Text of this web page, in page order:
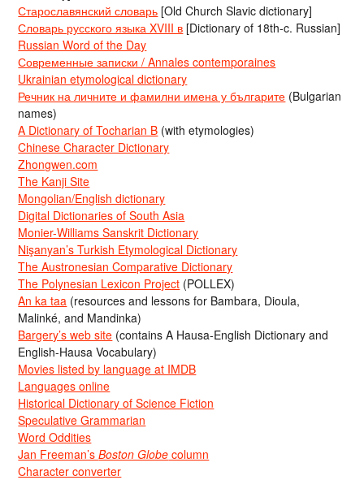
Старославянский словарь [Old Church Slavic dictionary]
Словарь русского языка XVIII в [Dictionary of 18th-c. Russian]
Russian Word of the Day
Современные записки / Annales contemporaines
Ukrainian etymological dictionary
Речник на личните и фамилни имена у българите (Bulgarian
names)
A Dictionary of Tocharian B (with etymologies)
Chinese Character Dictionary
Zhongwen.com
The Kanji Site
Mongolian/English dictionary
Digital Dictionaries of South Asia
Monier-Williams Sanskrit Dictionary
Nişanyan’s Turkish Etymological Dictionary
The Austronesian Comparative Dictionary
The Polynesian Lexicon Project (POLLEX)
An ka taa (resources and lessons for Bambara, Dioula,
Malinké, and Mandinka)
Bargery’s web site (contains A Hausa-English Dictionary and
English-Hausa Vocabulary)
Movies listed by language at IMDB
Languages online
Historical Dictionary of Science Fiction
Speculative Grammarian
Word Oddities
Jan Freeman’sBoston Globe column
Character converter